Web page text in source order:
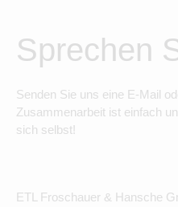
Sprechen
Senden Sie uns eine E-Mail
Zusammenarbeit ist einfach
sich selbst!
ETL Froschauer & Hansche